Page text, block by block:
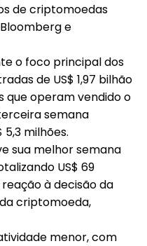
de criptomoedas
e
o foco principal dos
de US$ 1,97 bilhão
que operam vendido o
semana
milhões.
sua melhor semana
US$ 69
à decisão da
criptomoeda,
menor, com